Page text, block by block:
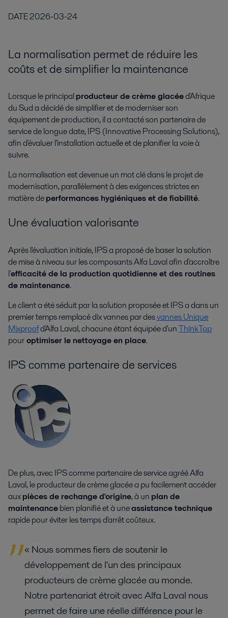
DATE2026-03-24
La normalisation permet de réduire les
coûts et de simplifier la maintenance
Lorsque le principalproducteur de crème glacéed'Afrique
du Sud a décidé de simplifier et de moderniser son
équipement de production, il a contacté son partenaire de
service de longue date, IPS (Innovative Processing Solutions),
afin d'évaluer l'installation actuelle et de planifier la voie à
suivre.
La normalisation est devenue un mot clé dans le projet de
modernisation, parallèlement à des exigences strictes en
matière deperformances hygiéniques et de fiabilité.
Une évaluation valorisante
Après l'évaluation initiale, IPS a proposé de baser la solution
de mise à niveau sur les composants Alfa Laval afin d'accroître
l'efficacité de la production quotidienne et des routines
de maintenance.
Le client a été séduit par la solution proposée et IPS a dans un
premier temps remplacé dix vannes par desvannes Unique
Mixproofd'Alfa Laval, chacune étant équipée d'unThinkTop
pouroptimiser le nettoyage en place.
IPS comme partenaire de services
De plus, avec IPS comme partenaire de service agréé Alfa
Laval, le producteur de crème glacée a pu facilement accéder
auxpièces de rechange d'origine, à un plan de
maintenancebien planifié et à uneassistance technique
rapide pour éviter les temps d'arrêt coûteux.
« Nous sommes fiers de soutenir le
développement de l'un des principaux
producteurs de crème glacée au monde.
Notre partenariat étroit avec Alfa Laval nous
permet de faire une réelle différence pour le